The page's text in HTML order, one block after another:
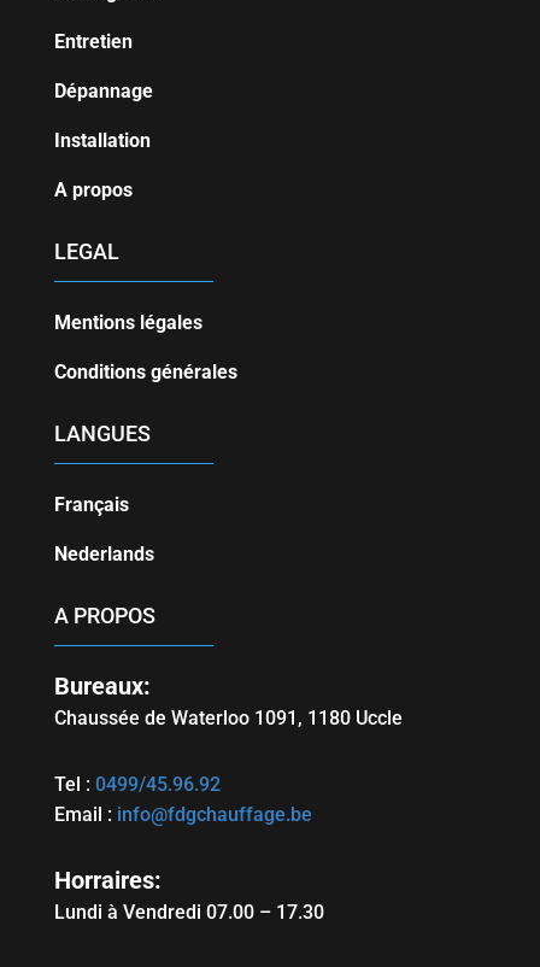
Entretien
Dépannage
Installation
A propos
LEGAL
Mentions légales
Conditions générales
LANGUES
Français
Nederlands
A PROPOS
Bureaux:
Chaussée de Waterloo 1091, 1180 Uccle
Tel : 0499/45.96.92
Email : info@fdgchauffage.be
Horraires:
Lundi à Vendredi 07.00 – 17.30